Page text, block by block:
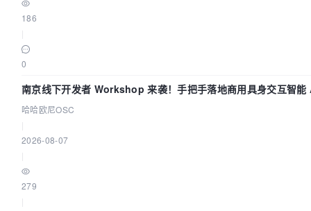
186
0
南京线下开发者 Workshop 来袭！手把手落地商用具身交互智
哈哈欧尼OSC
2026-08-07
279